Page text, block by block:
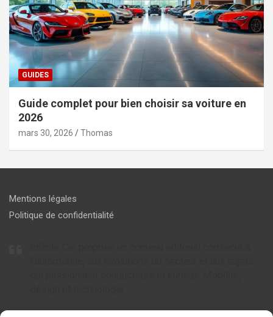
GUIDES
Guide complet pour bien choisir sa voiture en
2026
mars 30, 2026 Thomas
Mentions légales
Politique de confidentialité